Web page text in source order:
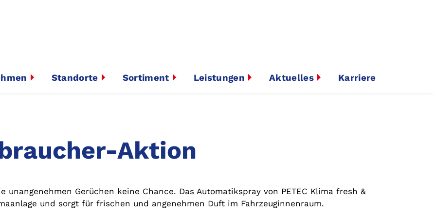
Standorte Sortiment Leistungen Aktuelles Karriere
Aktion
unangenehmen Gerüchen keine Chance. Das Automatikspray von PETEC Klima fresh &
und sorgt für frischen und angenehmen Duft im Fahrzeuginnenraum.